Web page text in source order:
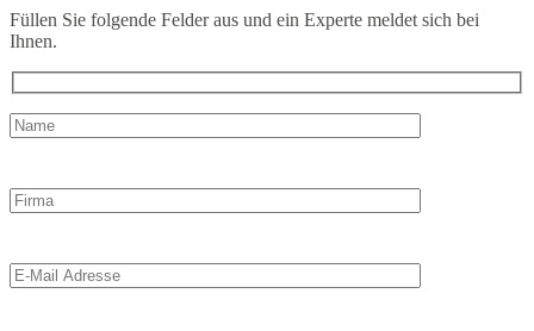
Füllen Sie folgende Felder aus und ein Experte meldet sich bei
Ihnen.